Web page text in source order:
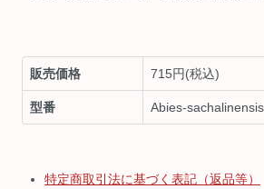
販売価格 715円(税込)
型番 Abies-sachalinensis
特定商取引法に基づく表記（返品等）